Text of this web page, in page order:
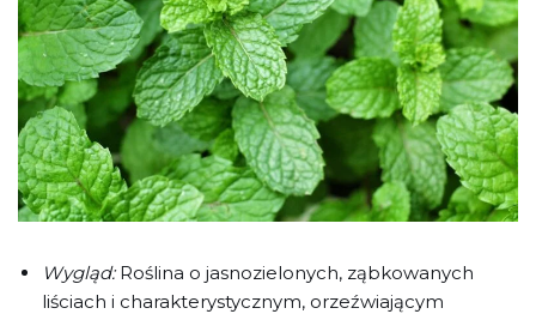
Wygląd:Roślina o jasnozielonych, ząbkowanych
liściach i charakterystycznym, orzeźwiającym